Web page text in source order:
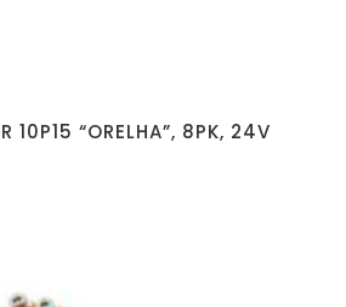
10P15 “ORELHA”, 8PK, 24V